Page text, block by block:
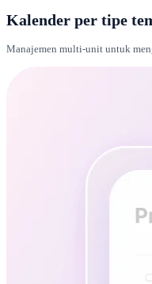
Kalender per tipe
Manajemen multi-unit untuk